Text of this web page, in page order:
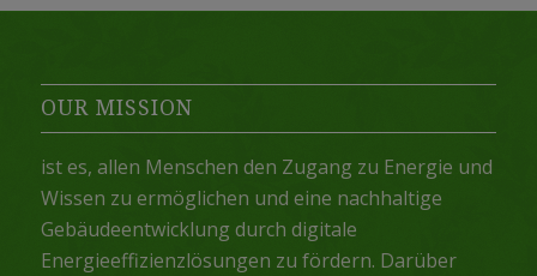
OUR MISSION
ist es, allen Menschen den Zugang zu Energie und
Wissen zu ermöglichen und eine nachhaltige
Gebäudeentwicklung durch digitale
Energieeffizienzlösungen zu fördern. Darüber